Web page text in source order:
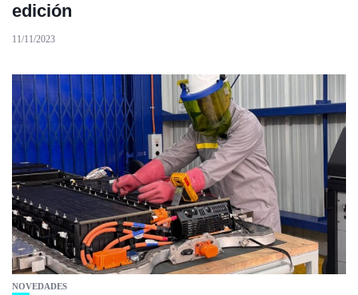
edición
11/11/2023
NOVEDADES